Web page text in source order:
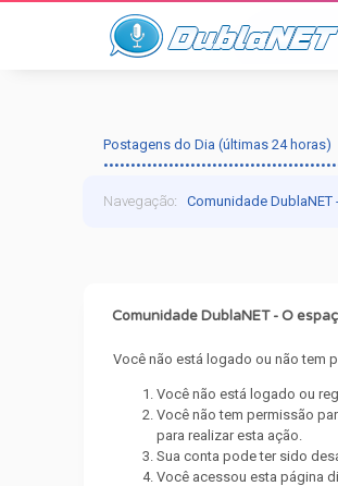
Postagens do Dia (últimas 24 horas)
Navegação:Comunidade
Comunidade DublaNET - O
Você não está logado ou não tem
Você não está logado ou
Você não tem permissão
para realizar esta ação.
Sua conta pode ter sido
Você acessou esta página